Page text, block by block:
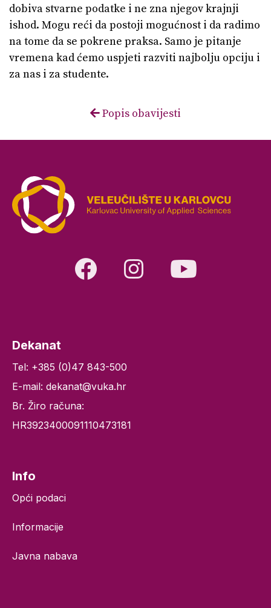
dobiva stvarne podatke i ne zna njegov krajnji
ishod. Mogu reći da postoji mogućnost i da radimo
na tome da se pokrene praksa. Samo je pitanje
vremena kad ćemo uspjeti razviti najbolju opciju i
za nas i za studente.
Popis obavijesti
Dekanat
Tel: +385 (0)47 843-500
E-mail: dekanat@vuka.hr
Br. Žiro računa:
HR3923400091110473181
Info
Opći podaci
Informacije
Javna nabava